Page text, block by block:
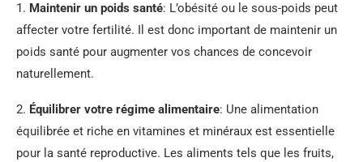
1. Maintenir un poids santé: L’obésité ou le sous-poids peut
affecter votre fertilité. Il est donc important de maintenir un
poids santé pour augmenter vos chances de concevoir
naturellement.
2. Équilibrer votre régime alimentaire: Une alimentation
équilibrée et riche en vitamines et minéraux est essentielle
pour la santé reproductive. Les aliments tels que les fruits,